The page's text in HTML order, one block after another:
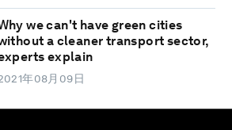
we can't have green cities
a cleaner transport sector,
explain
年08月09日